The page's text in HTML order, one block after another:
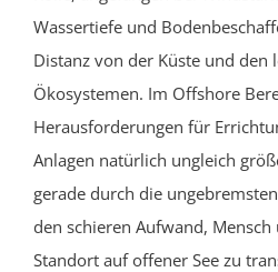
Wassertiefe und
Distanz von der Küste und
Ökosystemen. Im Offshore
Herausforderungen für
Anlagen natürlich ungleich
gerade durch die
den schieren Aufwand,
Standort auf offener See zu